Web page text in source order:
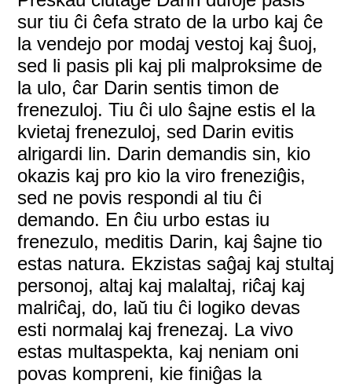
sur tiu ĉi ĉefa strato de la urbo kaj ĉe
la vendejo por modaj vestoj kaj ŝuoj,
sed li pasis pli kaj pli malproksime de
la ulo, ĉar Darin sentis timon de
frenezuloj. Tiu ĉi ulo ŝajne estis el la
kvietaj frenezuloj, sed Darin evitis
alrigardi lin. Darin demandis sin, kio
okazis kaj pro kio la viro freneziĝis,
sed ne povis respondi al tiu ĉi
demando. En ĉiu urbo estas iu
frenezulo, meditis Darin, kaj ŝajne tio
estas natura. Ekzistas saĝaj kaj stultaj
personoj, altaj kaj malaltaj, riĉaj kaj
malriĉaj, do, laŭ tiu ĉi logiko devas
esti normalaj kaj frenezaj. La vivo
estas multaspekta, kaj neniam oni
povas kompreni, kie finiĝas la